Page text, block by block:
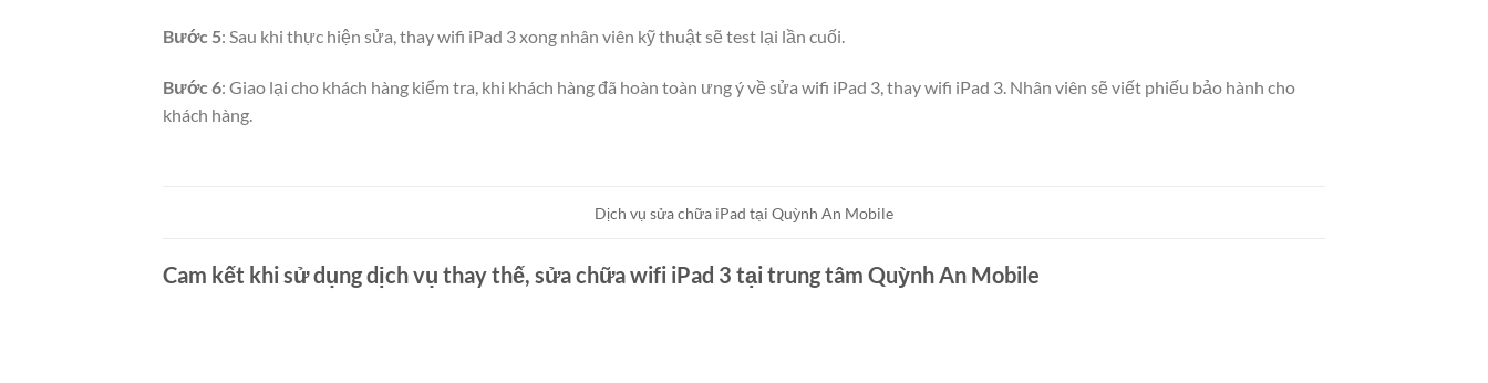
Bước 5: Sau khi thực hiện sửa, thay wifi iPad 3 xong nhân viên kỹ thuật sẽ test lại lần cuối.
Bước 6: Giao lại cho khách hàng kiểm tra, khi khách hàng đã hoàn toàn ưng ý về sửa wifi iPad 3, thay wifi iPad 3. Nhân viên sẽ viết phiếu bảo hành cho
khách hàng.
Dịch vụ sửa chữa iPad tại Quỳnh An Mobile
Cam kết khi sử dụng dịch vụ thay thế, sửa chữa wifi iPad 3 tại trung tâm Quỳnh An Mobile